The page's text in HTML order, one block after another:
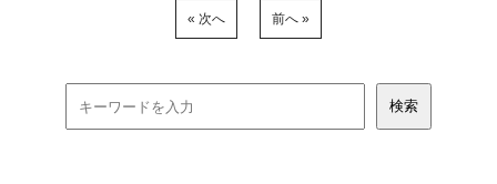
« 次へ 前へ »